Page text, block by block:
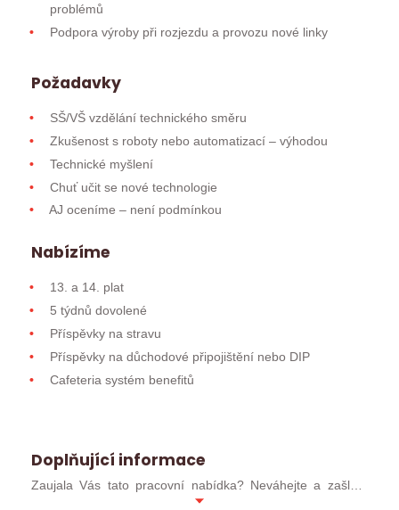
problémů
Podpora výroby při rozjezdu a provozu nové linky
Požadavky
SŠ/VŠ vzdělání technického směru
Zkušenost s roboty nebo automatizací – výhodou
Technické myšlení
Chuť učit se nové technologie
AJ oceníme – není podmínkou
Nabízíme
13. a 14. plat
5 týdnů dovolené
Příspěvky na stravu
Příspěvky na důchodové připojištění nebo DIP
Cafeteria systém benefitů
Doplňující informace
Zaujala Vás tato pracovní nabídka? Neváhejte a zašlete